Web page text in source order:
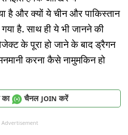
है और क्यों ये चीन और पाकिस्तान
है. साथ ही ये भी जानने की
के पूरा हो जाने के बाद ड्रैगन
करना कैसे नामुमकिन हो
चैनल JOIN करें
Advertisement